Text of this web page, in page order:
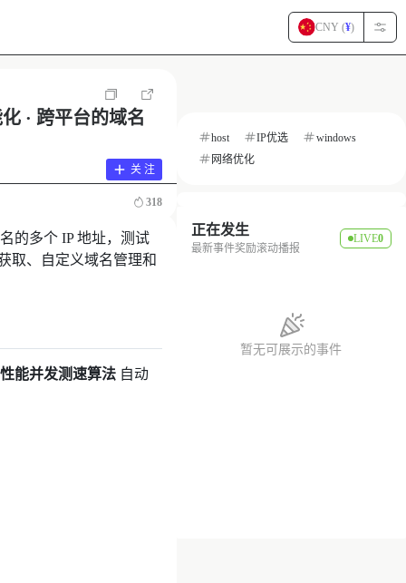
CNY (¥)
· 跨平台的域名
关 注
318
的多个 IP 地址，测试
取、自定义域名管理和
能并发测速算法 自动
host IP优选
windows
网络优化
正在发生
最新事件奖励滚动播报
LIVE0
暂无可展示的事件